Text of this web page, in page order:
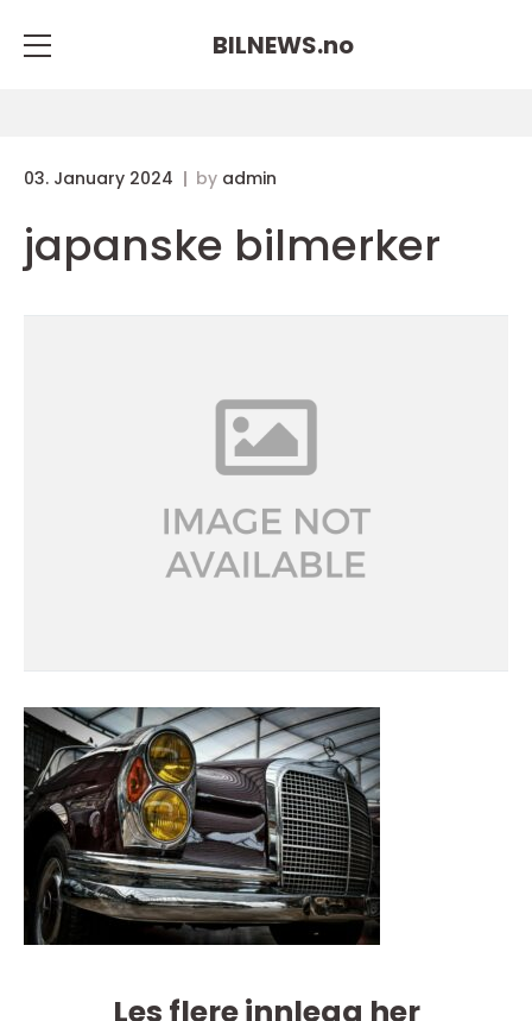
BILNEWS.no
03. January 2024 by admin
japanske bilmerker
Les flere innlegg her